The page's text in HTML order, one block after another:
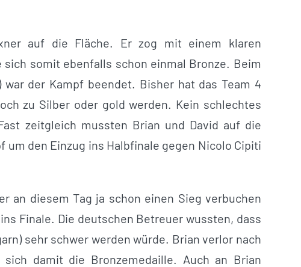
auf die Fläche. Er zog mit einem klaren
somit ebenfalls schon einmal Bronze. Beim
war der Kampf beendet. Bisher hat das Team 4
zu Silber oder gold werden. Kein schlechtes
zeitgleich mussten Brian und David auf die
um den Einzug ins Halbfinale gegen Nicolo Cipiti
an diesem Tag ja schon einen Sieg verbuchen
Finale. Die deutschen Betreuer wussten, dass
sehr schwer werden würde. Brian verlor nach
damit die Bronzemedaille. Auch an Brian